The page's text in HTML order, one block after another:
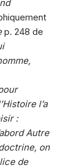
p. 248 de
l’a
:
Autre
on
de